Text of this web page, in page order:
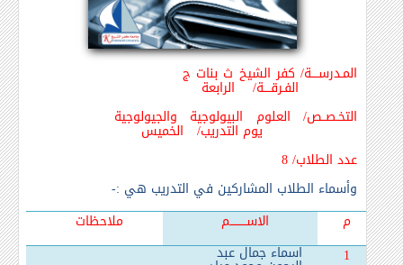
المـدرســــة/ كفر الشيخ ث بنات ج
الفـرقــــة/ الرابعة
التخـصــص/ العلوم البيولوجية والجيولوجية
يوم التدريب/ الخميس
عدد الطلاب/ 8
وأسماء الطلاب المشاركين في التدريب هي :-
م
الاســـــــــم
ملاحظات
1
اسماء جمال عبد